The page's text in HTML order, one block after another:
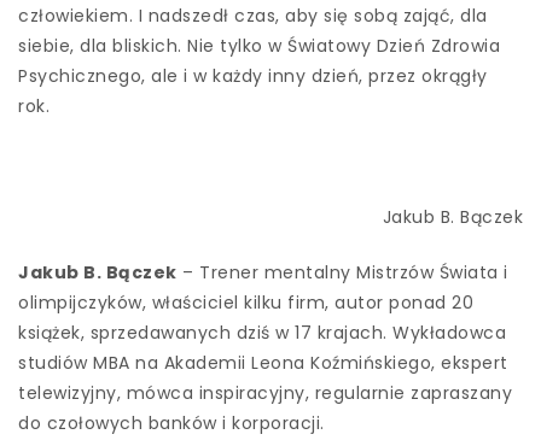
człowiekiem. I nadszedł czas, aby się sobą zająć, dla
siebie, dla bliskich. Nie tylko w Światowy Dzień Zdrowia
Psychicznego, ale i w każdy inny dzień, przez okrągły
rok.
Jakub B. Bączek
Jakub B. Bączek – Trener mentalny Mistrzów Świata i
olimpijczyków, właściciel kilku firm, autor ponad 20
książek, sprzedawanych dziś w 17 krajach. Wykładowca
studiów MBA na Akademii Leona Koźmińskiego, ekspert
telewizyjny, mówca inspiracyjny, regularnie zapraszany
do czołowych banków i korporacji.